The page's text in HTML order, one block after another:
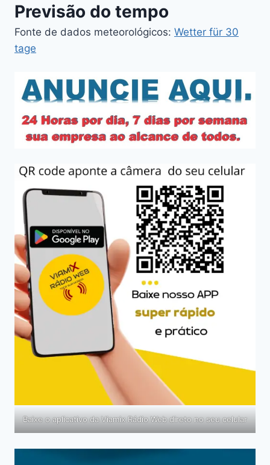
Previsão do tempo
Fonte de dados meteorológicos: Wetter für 30
tage
Baixe o aplicativo da Viamix Rádio Web direto no seu celular